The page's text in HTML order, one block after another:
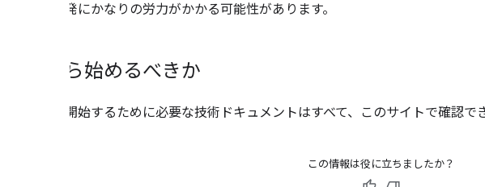
は、開発にかなりの労力がかかる可能性があります。
何から始めるべきか
構築を開始するために必要な技術ドキュメントはすべて、このサイトで確認で
この情報は役に立ちましたか？